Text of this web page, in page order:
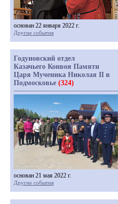
основан 22 января 2022 г.
Другие события
Годуновский отдел
Казачьего Конвоя Памяти
Царя Мученика Николая II в
Подмосковье (324)
основан 21 мая 2022 г.
Другие события